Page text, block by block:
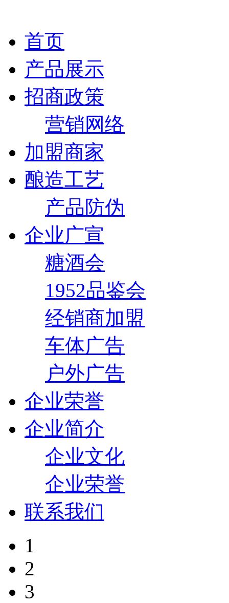
首页
产品展示
招商政策
营销网络
加盟商家
酿造工艺
产品防伪
企业广宣
糖酒会
1952品鉴会
经销商加盟
车体广告
户外广告
企业荣誉
企业简介
企业文化
企业荣誉
联系我们
1
2
3